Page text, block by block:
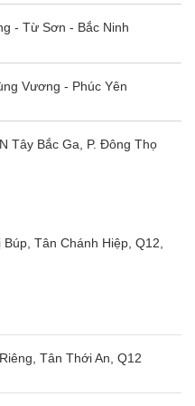
HD.
gấp 4 lần Full HD.
đại lý Điện Máy Siêu
- Từ Sơn - Bắc Ninh
Vương - Phúc Yên
Tây Bắc Ga, P. Đông Thọ
Búp, Tân Chánh Hiệp, Q12,
Tân Thới An, Q12